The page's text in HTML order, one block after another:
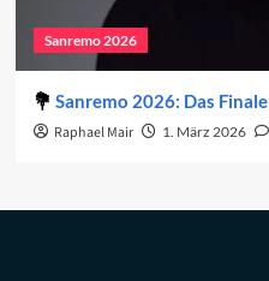
Sanremo 2026
Sanremo 2026: Das Finale
Raphael Mair 1. März 2026